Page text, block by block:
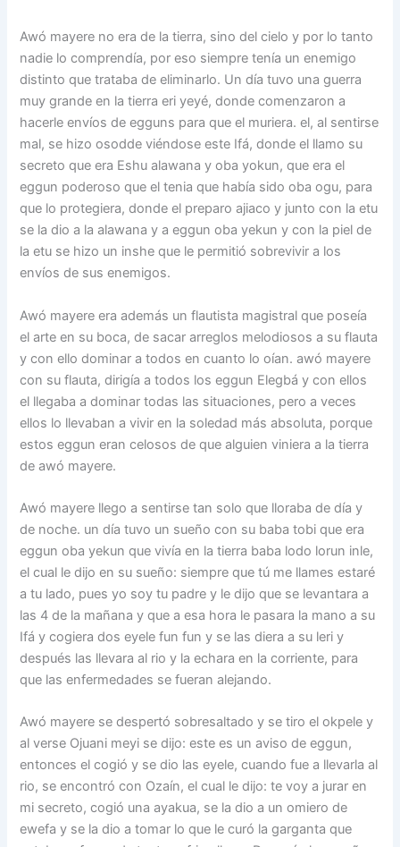
Awó mayere no era de la tierra, sino del cielo y por lo tanto
nadie lo comprendía, por eso siempre tenía un enemigo
distinto que trataba de eliminarlo. Un día tuvo una guerra
muy grande en la tierra eri yeyé, donde comenzaron a
hacerle envíos de egguns para que el muriera. el, al sentirse
mal, se hizo osodde viéndose este Ifá, donde el llamo su
secreto que era Eshu alawana y oba yokun, que era el
eggun poderoso que el tenia que había sido oba ogu, para
que lo protegiera, donde el preparo ajiaco y junto con la etu
se la dio a la alawana y a eggun oba yekun y con la piel de
la etu se hizo un inshe que le permitió sobrevivir a los
envíos de sus enemigos.
Awó mayere era además un flautista magistral que poseía
el arte en su boca, de sacar arreglos melodiosos a su flauta
y con ello dominar a todos en cuanto lo oían. awó mayere
con su flauta, dirigía a todos los eggun Elegbá y con ellos
el llegaba a dominar todas las situaciones, pero a veces
ellos lo llevaban a vivir en la soledad más absoluta, porque
estos eggun eran celosos de que alguien viniera a la tierra
de awó mayere.
Awó mayere llego a sentirse tan solo que lloraba de día y
de noche. un día tuvo un sueño con su baba tobi que era
eggun oba yekun que vivía en la tierra baba lodo lorun inle,
el cual le dijo en su sueño: siempre que tú me llames estaré
a tu lado, pues yo soy tu padre y le dijo que se levantara a
las 4 de la mañana y que a esa hora le pasara la mano a su
Ifá y cogiera dos eyele fun fun y se las diera a su leri y
después las llevara al rio y la echara en la corriente, para
que las enfermedades se fueran alejando.
Awó mayere se despertó sobresaltado y se tiro el okpele y
al verse Ojuani meyi se dijo: este es un aviso de eggun,
entonces el cogió y se dio las eyele, cuando fue a llevarla al
rio, se encontró con Ozaín, el cual le dijo: te voy a jurar en
mi secreto, cogió una ayakua, se la dio a un omiero de
ewefa y se la dio a tomar lo que le curó la garganta que